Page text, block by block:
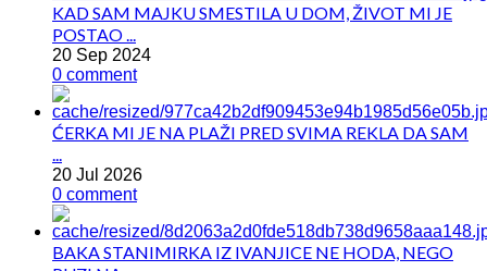
KAD SAM MAJKU SMESTILA U DOM, ŽIVOT MI JE
POSTAO ...
20 Sep 2024
0 comment
ĆERKA MI JE NA PLAŽI PRED SVIMA REKLA DA SAM
20 Jul 2026
0 comment
BAKA STANIMIRKA IZ IVANJICE NE HODA, NEGO